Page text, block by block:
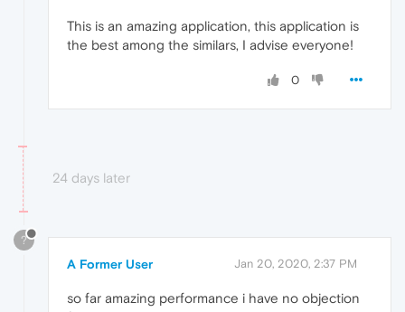
This is an amazing application, this application is
the best among the similars, I advise everyone!
0
24 days later
?
A Former User Jan 20, 2020, 2:37 PM
so far amazing performance i have no objection